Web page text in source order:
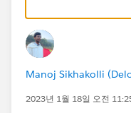
Manoj Sikhakolli
2023년 1월 18일 오전